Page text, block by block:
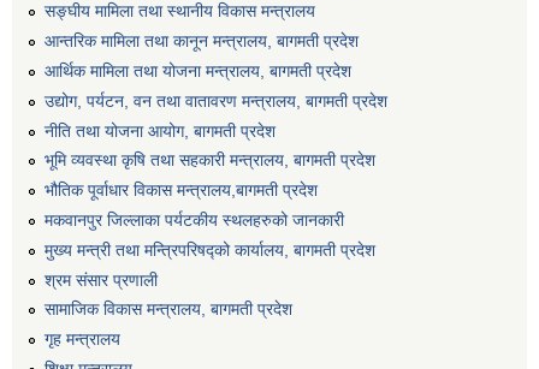
सङ्घीय मामिला तथा स्थानीय विकास मन्त्रालय
आन्तरिक मामिला तथा कानून मन्त्रालय, बागमती प्रदेश
आर्थिक मामिला तथा योजना मन्त्रालय, बागमती प्रदेश
उद्योग, पर्यटन, वन तथा वातावरण मन्त्रालय, बागमती प्रदेश
नीति तथा योजना आयोग, बागमती प्रदेश
भूमि व्यवस्था कृषि तथा सहकारी मन्त्रालय, बागमती प्रदेश
भौतिक पूर्वाधार विकास मन्त्रालय,बागमती प्रदेश
मकवानपुर जिल्लाका पर्यटकीय स्थलहरुको जानकारी
मुख्य मन्त्री तथा मन्त्रिपरिषद्को कार्यालय, बागमती प्रदेश
श्रम संसार प्रणाली
सामाजिक विकास मन्त्रालय, बागमती प्रदेश
गृह मन्त्रालय